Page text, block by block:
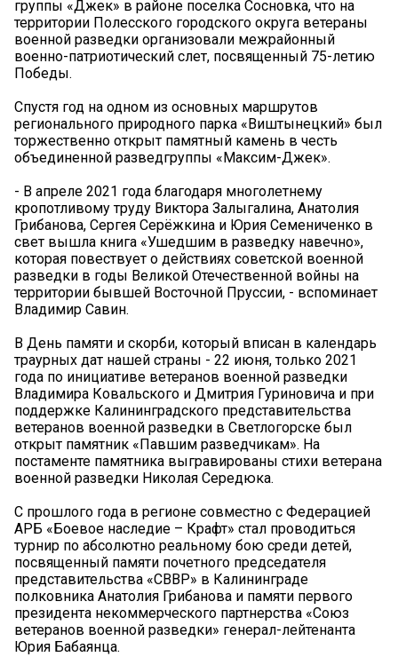
группы «Джек» в районе поселка Сосновка, что на
территории Полесского городского округа ветераны
военной разведки организовали межрайонный
военно-патриотический слет, посвященный 75-летию
Победы.
Спустя год на одном из основных маршрутов
регионального природного парка «Виштынецкий» был
торжественно открыт памятный камень в честь
объединенной разведгруппы «Максим-Джек».
- В апреле 2021 года благодаря многолетнему
кропотливому труду Виктора Залыгалина, Анатолия
Грибанова, Сергея Серёжкина и Юрия Семениченко в
свет вышла книга «Ушедшим в разведку навечно»,
которая повествует о действиях советской военной
разведки в годы Великой Отечественной войны на
территории бывшей Восточной Пруссии, - вспоминает
Владимир Савин.
В День памяти и скорби, который вписан в календарь
траурных дат нашей страны - 22 июня, только 2021
года по инициативе ветеранов военной разведки
Владимира Ковальского и Дмитрия Гуриновича и при
поддержке Калининградского представительства
ветеранов военной разведки в Светлогорске был
открыт памятник «Павшим разведчикам». На
постаменте памятника выгравированы стихи ветерана
военной разведки Николая Середюка.
С прошлого года в регионе совместно с Федерацией
АРБ «Боевое наследие – Крафт» стал проводиться
турнир по абсолютно реальному бою среди детей,
посвященный памяти почетного председателя
представительства «СВВР» в Калининграде
полковника Анатолия Грибанова и памяти первого
президента некоммерческого партнерства «Союз
ветеранов военной разведки» генерал-лейтенанта
Юрия Бабаянца.